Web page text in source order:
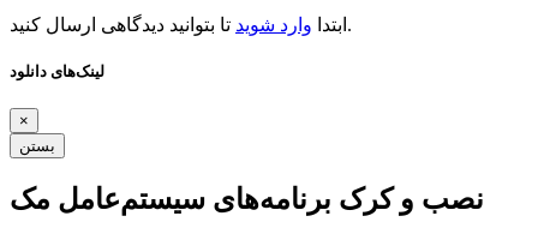
ابتدا وارد شوید تا بتوانید دیدگاهی ارسال کنید.
لینک‌های دانلود
×
بستن
نصب و کرک برنامه‌های سیستم‌عامل مک